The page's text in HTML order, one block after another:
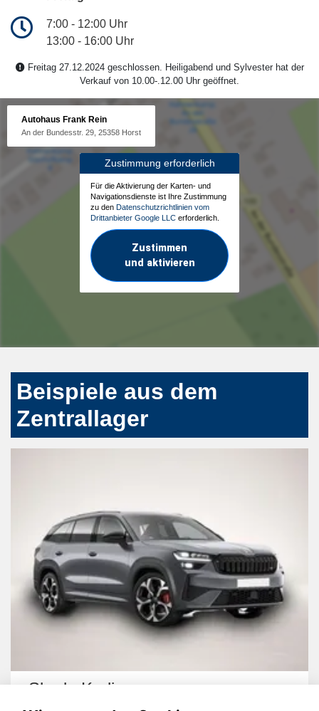
7:00 - 12:00 Uhr
13:00 - 16:00 Uhr
Freitag 27.12.2024 geschlossen. Heiligabend und Sylvester hat der
Verkauf von 10.00-.12.00 Uhr geöffnet.
Autohaus Frank Rein
An der Bundesstr. 29, 25358 Horst
Zustimmung erforderlich
Für die Aktivierung der Karten- und
Navigationsdienste ist Ihre Zustimmung
zu den Datenschutzrichtlinien vom
Drittanbieter Google LLC erforderlich.
Zustimmen
und aktivieren
Beispiele aus dem
Zentrallager
Skoda Kodiaq